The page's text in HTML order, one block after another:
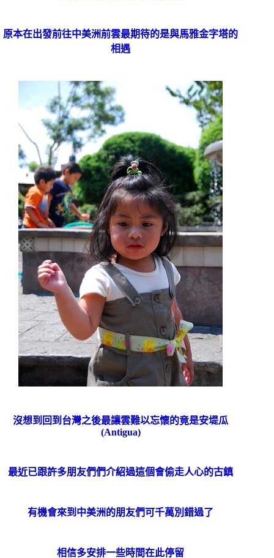
原本在出發前往中美洲前雲最期待的是與馬雅金字塔的
相遇
沒想到回到台灣之後最讓雲難以忘懷的竟是安堤瓜
(Antigua)
最近已跟許多朋友們們介紹過這個會偷走人心的古鎮
有機會來到中美洲的朋友們可千萬別錯過了
相信多安排一些時間在此停留